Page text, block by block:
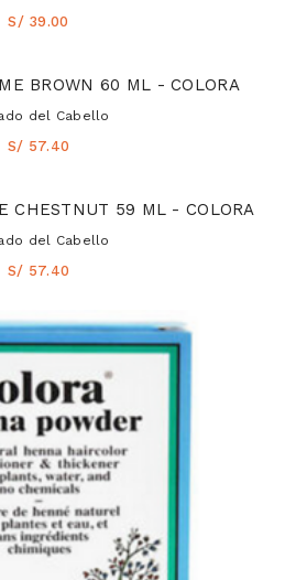
S/ 39.00
BROWN 60 ML - COLORA
del Cabello
S/ 57.40
CHESTNUT 59 ML - COLORA
del Cabello
S/ 57.40